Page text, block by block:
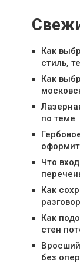
Как
стиль,
Как
по теме
Что
Как
Как
стен
без